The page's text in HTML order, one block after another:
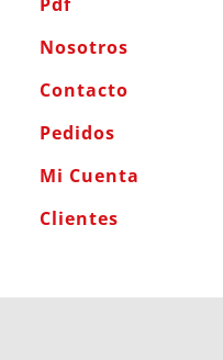
Nosotros
Contacto
Pedidos
Mi Cuenta
Clientes